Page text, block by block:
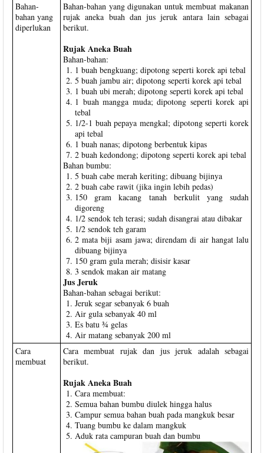
Bahan-
bahan yang
diperlukan
Bahan-bahan yang digunakan untuk membuat makanan
rujak aneka buah dan jus jeruk antara lain sebagai
berikut.
Rujak Aneka Buah
Bahan-bahan:
1 buah bengkuang; dipotong seperti korek api tebal
5 buah jambu air; dipotong seperti korek api tebal
1 buah ubi merah; dipotong seperti korek api tebal
1 buah mangga muda; dipotong seperti korek api
tebal
1/2-1 buah pepaya mengkal; dipotong seperti korek
api tebal
1 buah nanas; dipotong berbentuk kipas
2 buah kedondong; dipotong seperti korek api tebal
Bahan bumbu:
5 buah cabe merah keriting; dibuang bijinya
2 buah cabe rawit (jika ingin lebih pedas)
150 gram kacang tanah berkulit yang sudah
digoreng
1/2 sendok teh terasi; sudah disangrai atau dibakar
1/2 sendok teh garam
2 mata biji asam jawa; direndam di air hangat lalu
dibuang bijinya
150 gram gula merah; disisir kasar
3 sendok makan air matang
Jus Jeruk
Bahan-bahan sebagai berikut:
Jeruk segar sebanyak 6 buah
Air gula sebanyak 40 ml
Es batu ¾ gelas
Air matang sebanyak 200 ml
Cara
membuat
Cara membuat rujak dan jus jeruk adalah sebagai
berikut.
Rujak Aneka Buah
Cara membuat:
Semua bahan bumbu diulek hingga halus
Campur semua bahan buah pada mangkuk besar
Tuang bumbu ke dalam mangkuk
Aduk rata campuran buah dan bumbu